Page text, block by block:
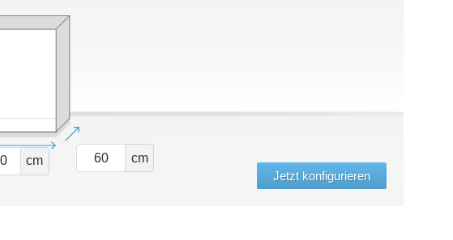
cm
cm
Jetzt konfigurieren